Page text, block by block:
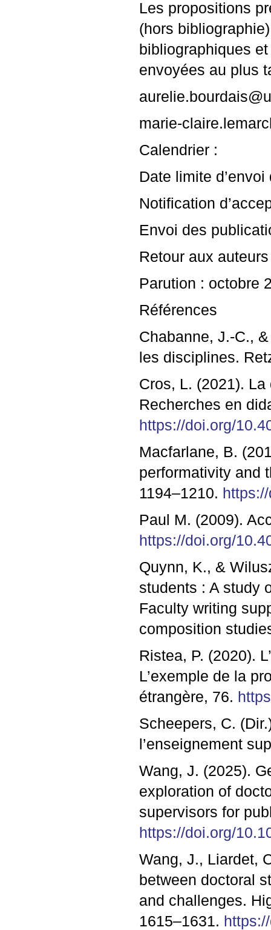
Les propositions
(hors
bibliographiques
envoyées au plus
marie-
Calendrier :
Date limite
Notification
Envoi des
Retour aux
Parution : octobre
Références
Chabanne, J.-C.,
les disciplines.
Cros, L. (2021). La
Recherches en
https://doi.org/
Macfarlane, B.
performativity and
1194–1210.
Paul M. (2009).
https://doi.org/
Quynn, K., &
students : A study
Faculty writing
composition
Ristea, P. (2020).
L’exemple de la
étrangère, 76.
Scheepers, C.
l’enseignement
Wang, J. (2025).
exploration of
supervisors for
https://doi.org/
Wang, J., Liardet,
between doctoral
and challenges.
1615–1631.